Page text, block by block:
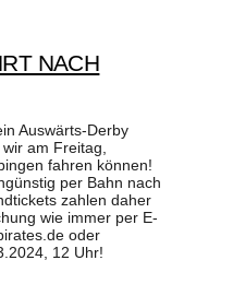
NACH
Auswärts-Derby
am Freitag,
fahren können!
per Bahn nach
zahlen daher
wie immer per E-
oder
12 Uhr!